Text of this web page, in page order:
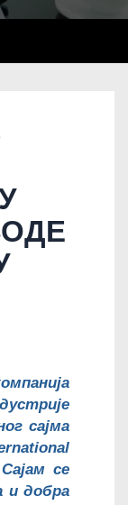
сајма
се
и добра